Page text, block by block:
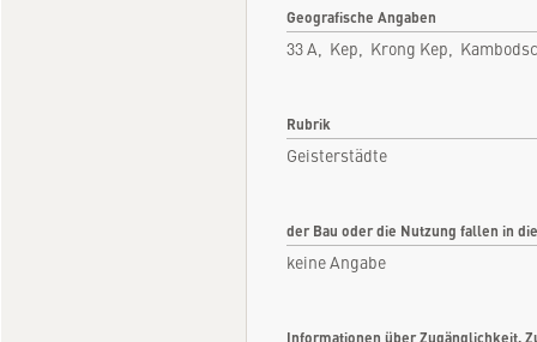
Geografische Angaben
33 A, Kep, Krong Kep,
Rubrik
Geisterstädte
der Bau oder die Nutzung fallen in
keine Angabe
Informationen über Zugänglichkeit,